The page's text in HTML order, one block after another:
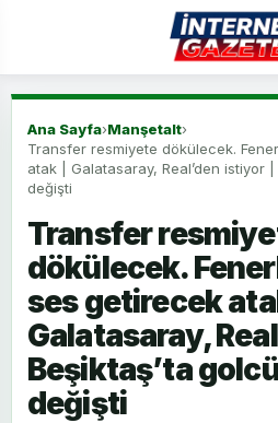
Ana Sayfa›Manşetalt›
Transfer resmiyete dökülecek.
atak | Galatasaray, Real’den istiyor |
değişti
Transfer
dökülecek.
ses getirecek
Galatasaray,
Beşiktaş’ta
değişti